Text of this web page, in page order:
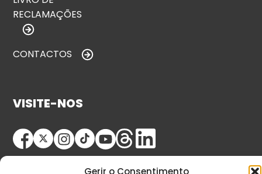
Gerir o Consentimento
RECLAMAÇÕES
CONTACTOS
VISITE-NOS